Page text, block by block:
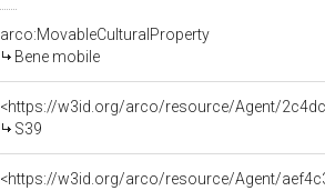
arco:MovableCulturalProperty
Bene mobile
<https://w3id.org/arco/resource/Agent/
S39
<https://w3id.org/arco/resource/Agent/